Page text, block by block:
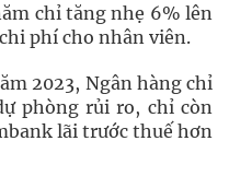
chỉ tăng nhẹ 6% lên
phí cho nhân viên.
2023, Ngân hàng chỉ
phòng rủi ro, chỉ còn
lãi trước thuế hơn